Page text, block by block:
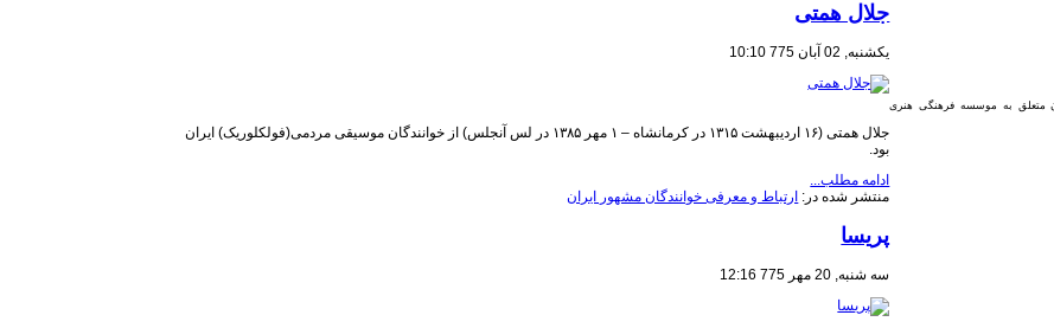
جلال همتی
یکشنبه, 02 آبان 775 10:10
جلال همتی (۱۶ ارديبهشت ۱۳۱۵ در کرمانشاه – ۱ مهر ۱۳۸۵ در لس آنجلس) از خوانندگان موسیقی مردمی(فولکلوریک) ایران
بود.
ادامه مطلب...
منتشر شده در: ارتباط و معرفی خوانندگان مشهور ایران
پریسا
سه شنبه, 20 مهر 775 12:16
متعلق به موسسه فرهنگی هنری